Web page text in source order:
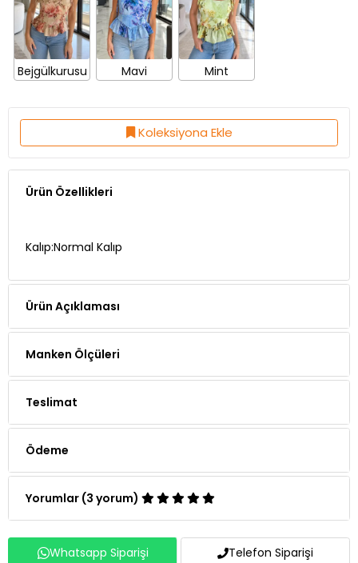
Bejgülkurusu Mavi Mint
Koleksiyona Ekle
Ürün Özellikleri
Ürün Açıklaması
Manken Ölçüleri
Teslimat
Ödeme
Yorumlar (3 yorum)